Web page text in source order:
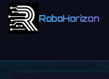
RoboHorizon